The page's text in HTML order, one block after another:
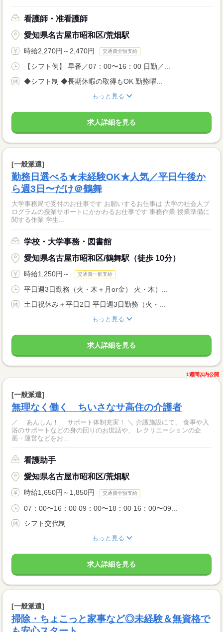
看護師・准看護師
愛知県名古屋市昭和区/荒畑駅
時給2,270円～2,470円 交通費全額支給
【シフト例】 早番／07：00〜16：00 日勤／...
◆シフト制 ◆長期休暇の取得もOK 勤務曜...
もっと見る
求人詳細を見る
[一般派遣]
勤務日選べる★未経験OK★人気／平日午後か
ら週3日〜だけ＠鶴舞
大学事務局で受付のお仕事です お願いするお仕事は 大学の社会人プ
ログラムの授業サポートにかかわるお仕事です 事務作業 授業準備に
関する作業 学生...
学校・大学事務・図書館
愛知県名古屋市昭和区/鶴舞駅（徒歩 10分）
時給1,250円～ 交通費一部支給
平日週3日勤務（火・木＋月or金） 火・木）...
土日祝休み＋平日2日 平日週3日勤務（火・...
もっと見る
求人詳細を見る
1週間以内公開
[一般派遣]
無理なく働く ちいさなサ高住の介護者
／ あんしん！ サポート体制充実！ ＼ 介護施設にて、 食事や入
浴のサポートなどの身の回りのお世話や、 レクリエーションの企
画・運営などをお...
看護助手
愛知県名古屋市昭和区/荒畑駅
時給1,650円～1,850円 交通費全額支給
07：00〜16：00 09：00〜18：00 16：00〜09...
シフト交代制
もっと見る
求人詳細を見る
[一般派遣]
掃除・ちょこっと家事など◎未経験＆無資格で